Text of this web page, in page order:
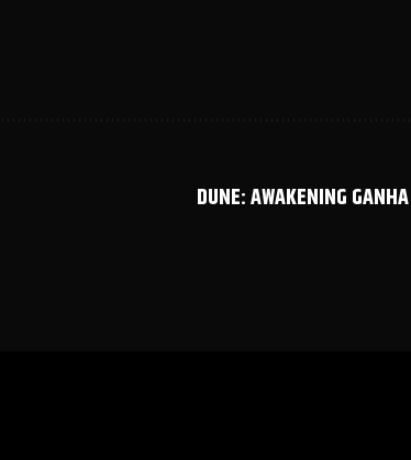
DUNE: AWAKENING